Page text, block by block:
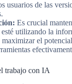
usuarios de las
Es crucial
utilizando la
maximizar el
trabajo con IA